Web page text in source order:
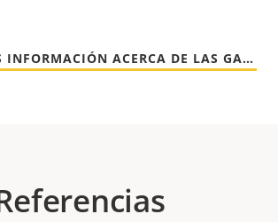
OBTENGA MÁS INFORMACIÓN ACERCA DE LAS GARANTÍAS DE AXIS